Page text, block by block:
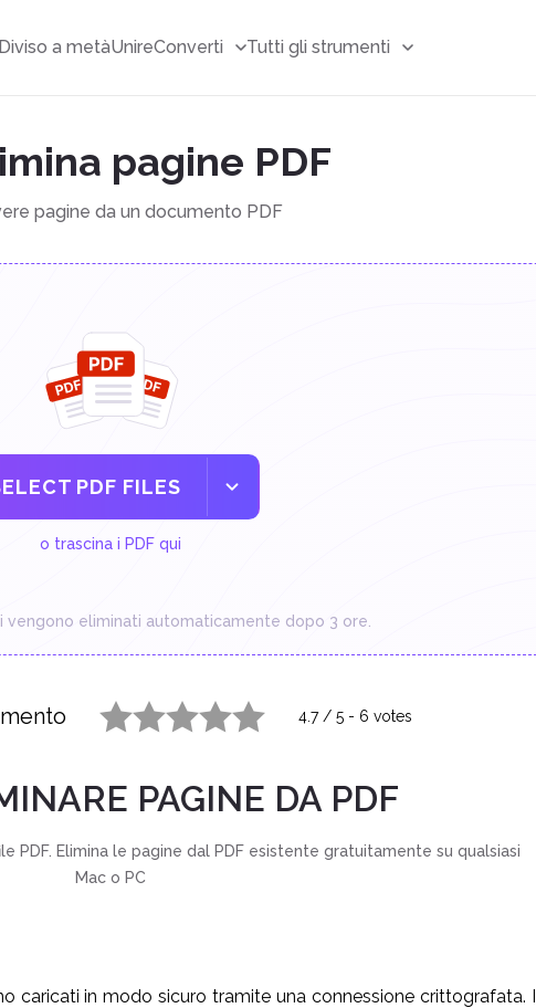
Diviso a metàUnireConverti Tutti gli strumenti
pagine PDF
pagine da un documento PDF
PDF FILES
o trascina i PDF qui
vengono eliminati automaticamente dopo 3 ore.
4.7/ 5 - 6 votes
PAGINE DA PDF
PDF. Elimina le pagine dal PDF esistente gratuitamente su qualsiasi
Mac o PC
caricati in modo sicuro tramite una connessione crittografata. I